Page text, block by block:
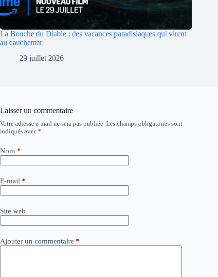
La Bouche du Diable : des vacances paradisiaques qui virent
au cauchemar
29 juillet 2026
Laisser un commentaire
Votre adresse e-mail ne sera pas publiée. Les champs obligatoires sont
indiqués avec *
Nom *
E-mail *
Site web
Ajouter un commentaire *
A
l
e
n
a
t
i
e